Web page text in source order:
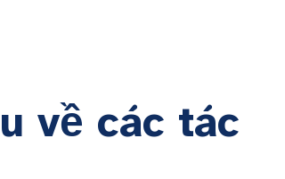
về các tác